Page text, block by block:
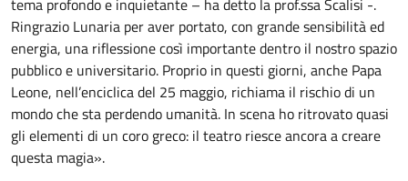
Ringrazio Lunaria per aver portato, con grande sensibilità ed
energia, una riflessione così importante dentro il nostro spazio
pubblico e universitario. Proprio in questi giorni, anche Papa
Leone, nell’enciclica del 25 maggio, richiama il rischio di un
mondo che sta perdendo umanità. In scena ho ritrovato quasi
gli elementi di un coro greco: il teatro riesce ancora a creare
questa magia».